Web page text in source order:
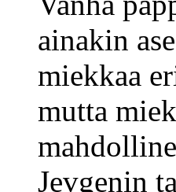
ainakin
miekkaa
mutta
Jevgenin